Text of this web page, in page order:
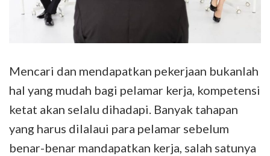
Mencari dan mendapatkan pekerjaan bukanlah
hal yang mudah bagi pelamar kerja, kompetensi
ketat akan selalu dihadapi. Banyak tahapan
yang harus dilalaui para pelamar sebelum
benar-benar mandapatkan kerja, salah satunya